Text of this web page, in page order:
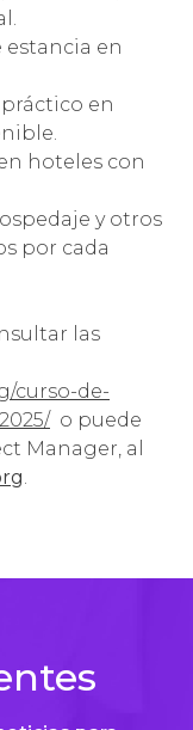
estancia en
en
hoteles con
y otros
por cada
las
curso-de-
o puede
Manager, al
.